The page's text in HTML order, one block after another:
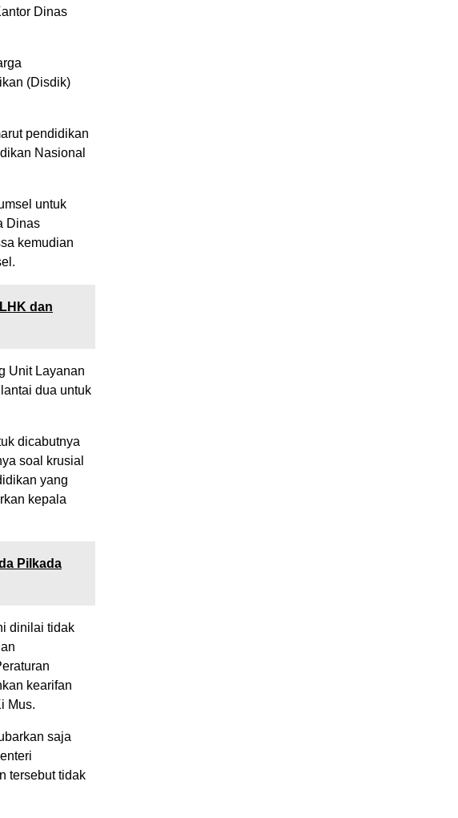
Dinas
(Disdik)
pendidikan
Nasional
untuk
Dinas
kemudian
dan
Unit Layanan
dua untuk
dicabutnya
soal krusial
yang
kepala
Pilkada
dinilai tidak
kearifan
Mus.
saja
tersebut tidak